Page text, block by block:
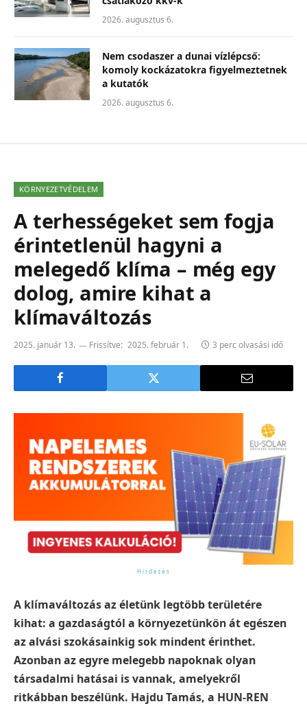
2026. augusztus 6.
Nem csodaszer a dunai vízlépcső:
komoly kockázatokra figyelmeztetnek
a kutatók
2026. augusztus 6.
KÖRNYEZETVÉDELEM
A terhességeket sem fogja
érintetlenül hagyni a
melegedő klíma – még egy
dolog, amire kihat a
klímaváltozás
2025. január 13. Frissítve: 2025. február 1. 3 perc olvasási idő
A klímaváltozás az életünk legtöbb területére
kihat: a gazdaságtól a környezetünkön át egészen
az alvási szokásainkig sok mindent érinthet.
Azonban az egyre melegebb napoknak olyan
társadalmi hatásai is vannak, amelyekről
ritkábban beszélünk. Hajdu Tamás, a HUN-REN